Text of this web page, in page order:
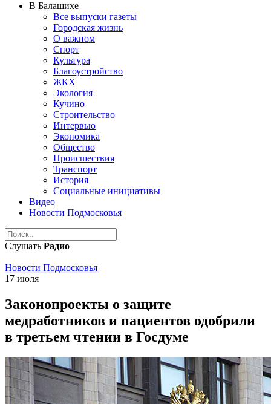
В Балашихе
Все выпуски газеты
Городская жизнь
О важном
Спорт
Культура
Благоустройство
ЖКХ
Экология
Кучино
Строительство
Интервью
Экономика
Общество
Происшествия
Транспорт
История
Социальные инициативы
Видео
Новости Подмосковья
Слушать Радио
Новости Подмосковья
17 июля
Законопроекты о защите
медработников и пациентов одобрили
в третьем чтении в Госдуме